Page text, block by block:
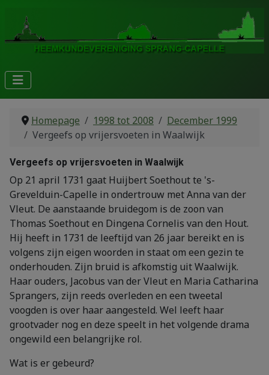
Homepage 1998 tot 2008
December 1999
Vergeefs op vrijersvoeten in Waalwijk
Vergeefs op vrijersvoeten in Waalwijk
Op 21 april 1731 gaat Huijbert Soethout te 's-
Grevelduin-Capelle in ondertrouw met Anna van der
Vleut. De aanstaande bruidegom is de zoon van
Thomas Soethout en Dingena Cornelis van den Hout.
Hij heeft in 1731 de leeftijd van 26 jaar bereikt en is
volgens zijn eigen woorden in staat om een gezin te
onderhouden. Zijn bruid is afkomstig uit Waalwijk.
Haar ouders, Jacobus van der Vleut en Maria Catharina
Sprangers, zijn reeds overleden en een tweetal
voogden is over haar aangesteld. Wel leeft haar
grootvader nog en deze speelt in het volgende drama
ongewild een belangrijke rol.
Wat is er gebeurd?